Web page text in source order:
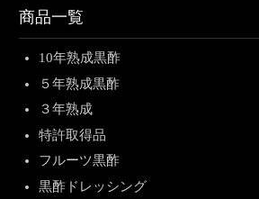
商品一覧
10年熟成黒酢
５年熟成黒酢
３年熟成
特許取得品
フルーツ黒酢
黒酢ドレッシング